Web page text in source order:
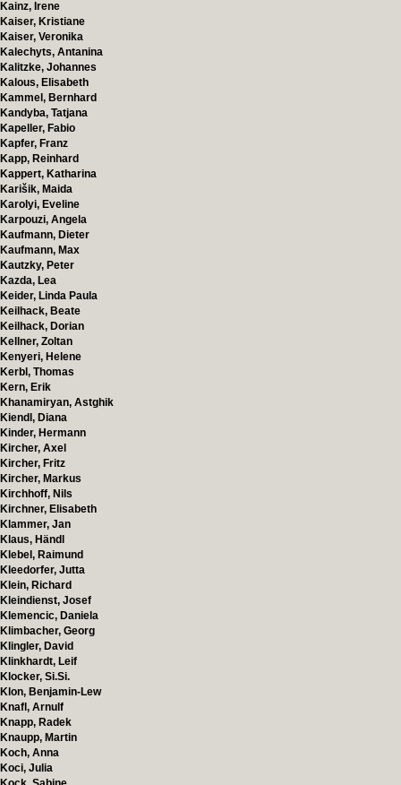
Kainz, Irene
Kaiser, Kristiane
Kaiser, Veronika
Kalechyts, Antanina
Kalitzke, Johannes
Kalous, Elisabeth
Kammel, Bernhard
Kandyba, Tatjana
Kapeller, Fabio
Kapfer, Franz
Kapp, Reinhard
Kappert, Katharina
Karišik, Maida
Karolyi, Eveline
Karpouzi, Angela
Kaufmann, Dieter
Kaufmann, Max
Kautzky, Peter
Kazda, Lea
Keider, Linda Paula
Keilhack, Beate
Keilhack, Dorian
Kellner, Zoltan
Kenyeri, Helene
Kerbl, Thomas
Kern, Erik
Khanamiryan, Astghik
Kiendl, Diana
Kinder, Hermann
Kircher, Axel
Kircher, Fritz
Kircher, Markus
Kirchhoff, Nils
Kirchner, Elisabeth
Klammer, Jan
Klaus, Händl
Klebel, Raimund
Kleedorfer, Jutta
Klein, Richard
Kleindienst, Josef
Klemencic, Daniela
Klimbacher, Georg
Klingler, David
Klinkhardt, Leif
Klocker, Si.Si.
Klon, Benjamin-Lew
Knafl, Arnulf
Knapp, Radek
Knaupp, Martin
Koch, Anna
Koci, Julia